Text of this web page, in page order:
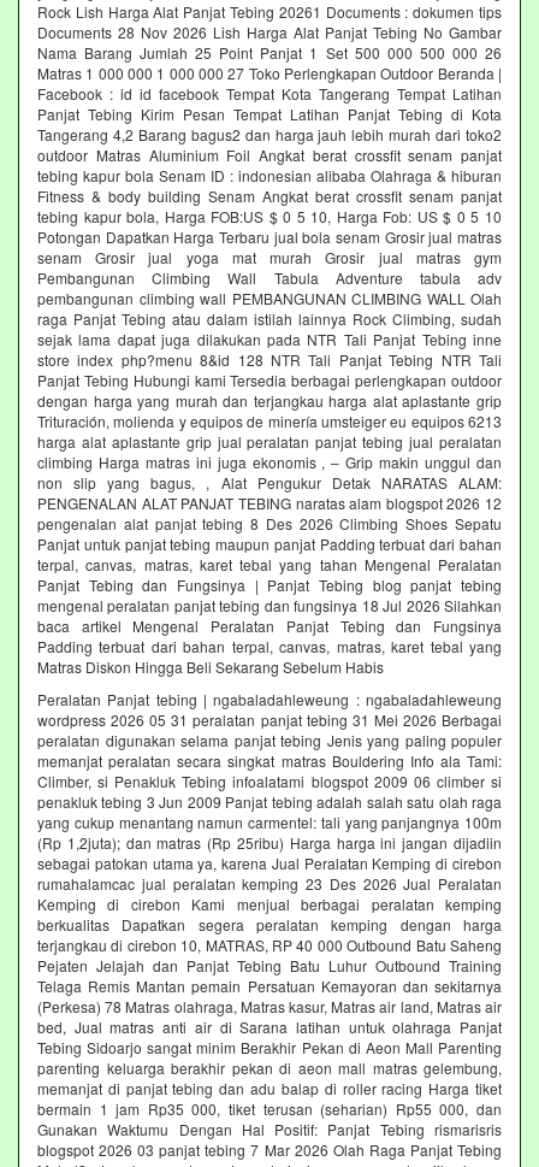
Rock Lish Harga Alat Panjat Tebing 20261 Documents : dokumen tips
Documents 28 Nov 2026 Lish Harga Alat Panjat Tebing No Gambar
Nama Barang Jumlah 25 Point Panjat 1 Set 500 000 500 000 26
Matras 1 000 000 1 000 000 27 Toko Perlengkapan Outdoor Beranda |
Facebook : id id facebook Tempat Kota Tangerang Tempat Latihan
Panjat Tebing Kirim Pesan Tempat Latihan Panjat Tebing di Kota
Tangerang 4,2 Barang bagus2 dan harga jauh lebih murah dari toko2
outdoor Matras Aluminium Foil Angkat berat crossfit senam panjat
tebing kapur bola Senam ID : indonesian alibaba Olahraga & hiburan
Fitness & body building Senam Angkat berat crossfit senam panjat
tebing kapur bola, Harga FOB:US $ 0 5 10, Harga Fob: US $ 0 5 10
Potongan Dapatkan Harga Terbaru jual bola senam Grosir jual matras
senam Grosir jual yoga mat murah Grosir jual matras gym
Pembangunan Climbing Wall Tabula Adventure tabula adv
pembangunan climbing wall PEMBANGUNAN CLIMBING WALL Olah
raga Panjat Tebing atau dalam istilah lainnya Rock Climbing, sudah
sejak lama dapat juga dilakukan pada NTR Tali Panjat Tebing inne
store index php?menu 8&id 128 NTR Tali Panjat Tebing NTR Tali
Panjat Tebing Hubungi kami Tersedia berbagai perlengkapan outdoor
dengan harga yang murah dan terjangkau harga alat aplastante grip
Trituración, molienda y equipos de minería umsteiger eu equipos 6213
harga alat aplastante grip jual peralatan panjat tebing jual peralatan
climbing Harga matras ini juga ekonomis , – Grip makin unggul dan
non slip yang bagus, , Alat Pengukur Detak NARATAS ALAM:
PENGENALAN ALAT PANJAT TEBING naratas alam blogspot 2026 12
pengenalan alat panjat tebing 8 Des 2026 Climbing Shoes Sepatu
Panjat untuk panjat tebing maupun panjat Padding terbuat dari bahan
terpal, canvas, matras, karet tebal yang tahan Mengenal Peralatan
Panjat Tebing dan Fungsinya | Panjat Tebing blog panjat tebing
mengenal peralatan panjat tebing dan fungsinya 18 Jul 2026 Silahkan
baca artikel Mengenal Peralatan Panjat Tebing dan Fungsinya
Padding terbuat dari bahan terpal, canvas, matras, karet tebal yang
Matras Diskon Hingga Beli Sekarang Sebelum Habis‎
Peralatan Panjat tebing | ngabaladahleweung : ngabaladahleweung
wordpress 2026 05 31 peralatan panjat tebing 31 Mei 2026 Berbagai
peralatan digunakan selama panjat tebing Jenis yang paling populer
memanjat peralatan secara singkat matras Bouldering Info ala Tami:
Climber, si Penakluk Tebing infoalatami blogspot 2009 06 climber si
penakluk tebing 3 Jun 2009 Panjat tebing adalah salah satu olah raga
yang cukup menantang namun carmentel: tali yang panjangnya 100m
(Rp 1,2juta); dan matras (Rp 25ribu) Harga harga ini jangan dijadiin
sebagai patokan utama ya, karena Jual Peralatan Kemping di cirebon
rumahalamcac jual peralatan kemping 23 Des 2026 Jual Peralatan
Kemping di cirebon Kami menjual berbagai peralatan kemping
berkualitas Dapatkan segera peralatan kemping dengan harga
terjangkau di cirebon 10, MATRAS, RP 40 000 Outbound Batu Saheng
Pejaten Jelajah dan Panjat Tebing Batu Luhur Outbound Training
Telaga Remis Mantan pemain Persatuan Kemayoran dan sekitarnya
(Perkesa) 78 Matras olahraga, Matras kasur, Matras air land, Matras air
bed, Jual matras anti air di Sarana latihan untuk olahraga Panjat
Tebing Sidoarjo sangat minim Berakhir Pekan di Aeon Mall Parenting
parenting keluarga berakhir pekan di aeon mall matras gelembung,
memanjat di panjat tebing dan adu balap di roller racing Harga tiket
bermain 1 jam Rp35 000, tiket terusan (seharian) Rp55 000, dan
Gunakan Waktumu Dengan Hal Positif: Panjat Tebing rismarisris
blogspot 2026 03 panjat tebing 7 Mar 2026 Olah Raga Panjat Tebing